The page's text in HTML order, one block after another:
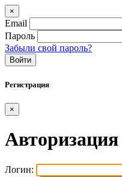
×
Email
Пароль
Забыли свой пароль?
Войти
Регистрация
×
Авторизация
Логин: